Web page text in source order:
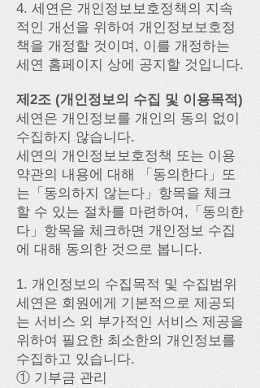
4. 세연은 개인정보보호정책의 지속
적인 개선을 위하여 개인정보보호정
책을 개정할 것이며, 이를 개정하는
세연 홈페이지 상에 공지할 것입니다.
제2조 (개인정보의 수집 및 이용목적)
세연은 개인정보를 개인의 동의 없이
수집하지 않습니다.
세연의 개인정보보호정책 또는 이용
약관의 내용에 대해 「동의한다」또
는「동의하지 않는다」항목을 체크
할 수 있는 절차를 마련하여,「동의한
다」항목을 체크하면 개인정보 수집
에 대해 동의한 것으로 봅니다.
1. 개인정보의 수집목적 및 수집범위
세연은 회원에게 기본적으로 제공되
는 서비스 외 부가적인 서비스 제공을
위하여 필요한 최소한의 개인정보를
수집하고 있습니다.
① 기부금 관리